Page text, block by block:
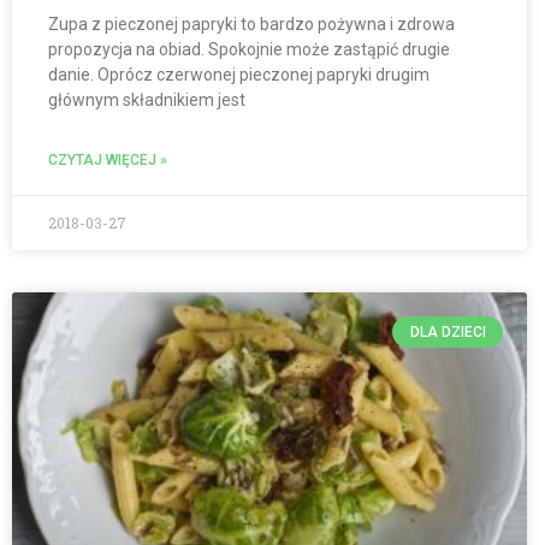
Zupa z pieczonej papryki to bardzo pożywna i zdrowa
propozycja na obiad. Spokojnie może zastąpić drugie
danie. Oprócz czerwonej pieczonej papryki drugim
głównym składnikiem jest
CZYTAJ WIĘCEJ »
2018-03-27
DLA DZIECI